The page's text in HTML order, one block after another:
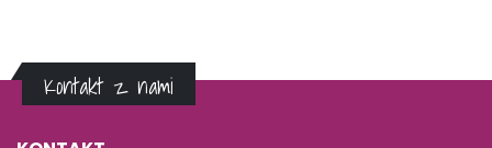
Kontakt z nami